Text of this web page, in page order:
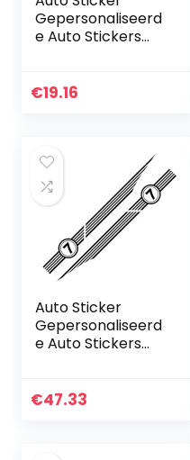
Gepersonaliseerd
e Auto Stickers
Styling Stick Auto
€19.16
Auto Sticker
Gepersonaliseerd
e Auto Stickers
Styling Stick Auto
€47.33